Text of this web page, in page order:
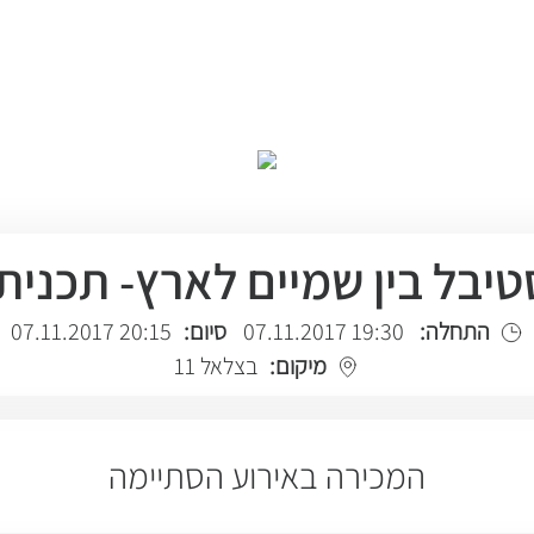
בין שמיים לארץ-
התחלה: 19:30 07.11.2017 סיום: 20:15 07.11.2017
מיקום: בצלאל 11
המכירה באירוע הסתיימה